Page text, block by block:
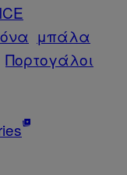
μπάλα
Πορτογάλοι